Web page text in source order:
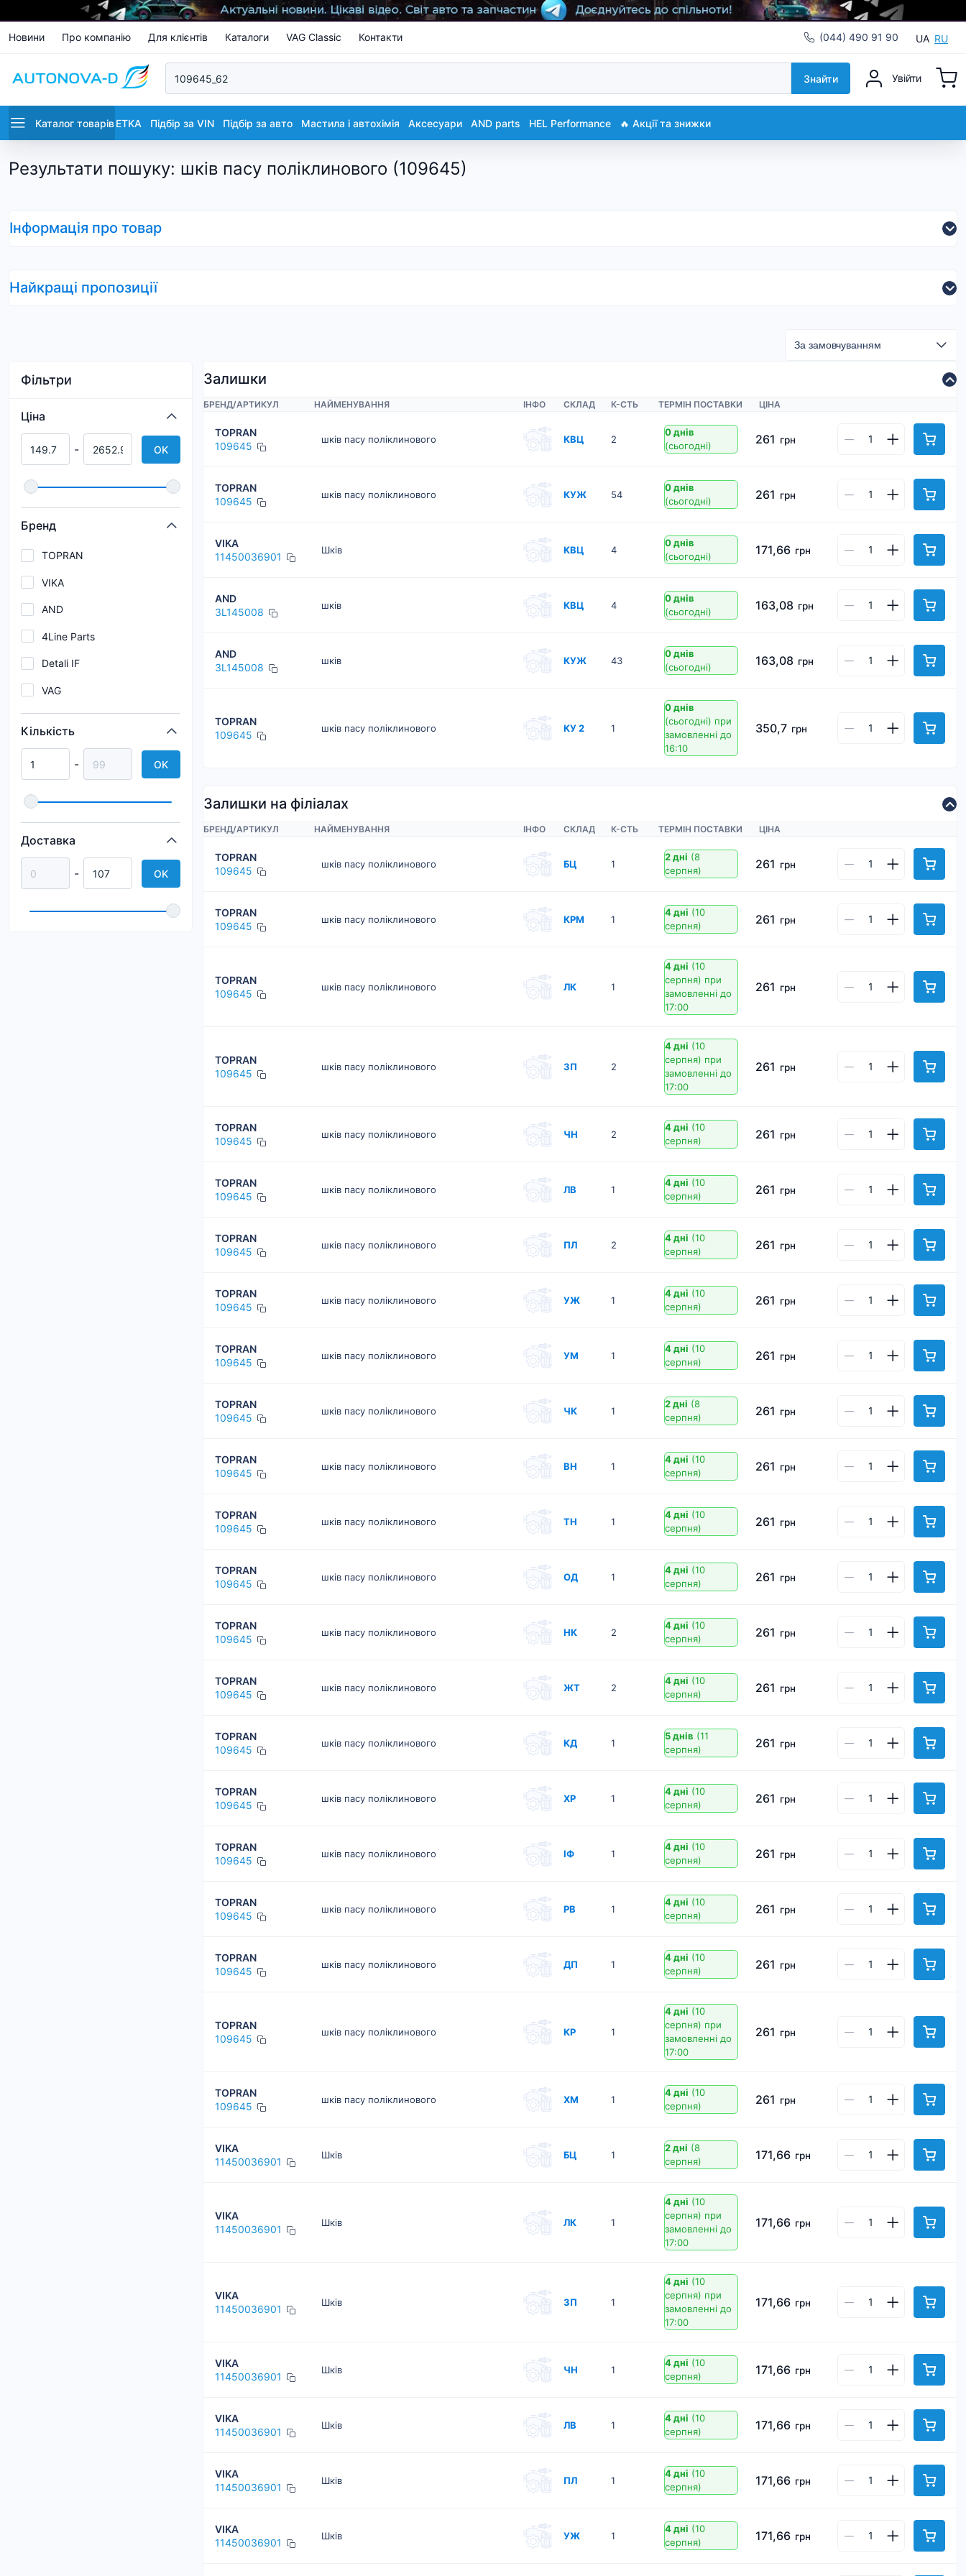
Новини Про компанію Для клієнтів Каталоги VAG Classic Контакти (044) 490 91 90 UA RU
Знайти Увійти
Каталог товарівETKA Підбір за VIN Підбір за авто Мастила і автохімія Аксесуари AND parts HEL Performance 🔥 Акції та знижки
Результати пошуку: шків пасу поліклинового (109645)
Інформація про товар
Найкращі пропозиції
Фільтри
Ціна
- OK
Бренд
TOPRAN
VIKA
AND
4Line Parts
Detali IF
VAG
Кількість
- OK
Доставка
- OK
Залишки
БРЕНД/АРТИКУЛ НАЙМЕНУВАННЯ ІНФО СКЛАД К-CТЬ ТЕРМІН ПОСТАВКИ ЦІНА
TOPRAN
109645
шків пасу поліклинового КВЦ 2
0 днів
(сьогодні)
261 грн
TOPRAN
109645
шків пасу поліклинового КУЖ 54
0 днів
(сьогодні)
261 грн
VIKA
11450036901
Шків КВЦ 4
0 днів
(сьогодні)
171,66 грн
AND
3L145008
шків КВЦ 4
0 днів
(сьогодні)
163,08 грн
AND
3L145008
шків КУЖ 43
0 днів
(сьогодні)
163,08 грн
TOPRAN
109645
шків пасу поліклинового КУ 2 1
0 днів
(сьогодні) при
замовленні до
16:10
350,7 грн
Залишки на філіалах
БРЕНД/АРТИКУЛ НАЙМЕНУВАННЯ ІНФО СКЛАД К-CТЬ ТЕРМІН ПОСТАВКИ ЦІНА
TOPRAN
109645
шків пасу поліклинового БЦ 1
2 дні (8
серпня)
261 грн
TOPRAN
109645
шків пасу поліклинового КРМ 1
4 дні (10
серпня)
261 грн
TOPRAN
109645
шків пасу поліклинового ЛК 1
4 дні (10
серпня) при
замовленні до
17:00
261 грн
TOPRAN
109645
шків пасу поліклинового ЗП 2
4 дні (10
серпня) при
замовленні до
17:00
261 грн
TOPRAN
109645
шків пасу поліклинового ЧН 2
4 дні (10
серпня)
261 грн
TOPRAN
109645
шків пасу поліклинового ЛВ 1
4 дні (10
серпня)
261 грн
TOPRAN
109645
шків пасу поліклинового ПЛ 2
4 дні (10
серпня)
261 грн
TOPRAN
109645
шків пасу поліклинового УЖ 1
4 дні (10
серпня)
261 грн
TOPRAN
109645
шків пасу поліклинового УМ 1
4 дні (10
серпня)
261 грн
TOPRAN
109645
шків пасу поліклинового ЧК 1
2 дні (8
серпня)
261 грн
TOPRAN
109645
шків пасу поліклинового ВН 1
4 дні (10
серпня)
261 грн
TOPRAN
109645
шків пасу поліклинового ТН 1
4 дні (10
серпня)
261 грн
TOPRAN
109645
шків пасу поліклинового ОД 1
4 дні (10
серпня)
261 грн
TOPRAN
109645
шків пасу поліклинового НК 2
4 дні (10
серпня)
261 грн
TOPRAN
109645
шків пасу поліклинового ЖТ 2
4 дні (10
серпня)
261 грн
TOPRAN
109645
шків пасу поліклинового КД 1
5 днів (11
серпня)
261 грн
TOPRAN
109645
шків пасу поліклинового ХР 1
4 дні (10
серпня)
261 грн
TOPRAN
109645
шків пасу поліклинового ІФ 1
4 дні (10
серпня)
261 грн
TOPRAN
109645
шків пасу поліклинового РВ 1
4 дні (10
серпня)
261 грн
TOPRAN
109645
шків пасу поліклинового ДП 1
4 дні (10
серпня)
261 грн
TOPRAN
109645
шків пасу поліклинового КР 1
4 дні (10
серпня) при
замовленні до
17:00
261 грн
TOPRAN
109645
шків пасу поліклинового ХМ 1
4 дні (10
серпня)
261 грн
VIKA
11450036901
Шків БЦ 1
2 дні (8
серпня)
171,66 грн
VIKA
11450036901
Шків ЛК 1
4 дні (10
серпня) при
замовленні до
17:00
171,66 грн
VIKA
11450036901
Шків ЗП 1
4 дні (10
серпня) при
замовленні до
17:00
171,66 грн
VIKA
11450036901
Шків ЧН 1
4 дні (10
серпня)
171,66 грн
VIKA
11450036901
Шків ЛВ 1
4 дні (10
серпня)
171,66 грн
VIKA
11450036901
Шків ПЛ 1
4 дні (10
серпня)
171,66 грн
VIKA
11450036901
Шків УЖ 1
4 дні (10
серпня)
171,66 грн